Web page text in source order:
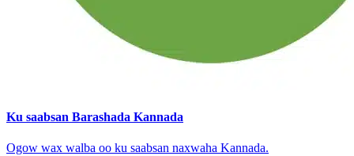
Ku saabsan Barashada Kannada
Ogow wax walba oo ku saabsan naxwaha Kannada.